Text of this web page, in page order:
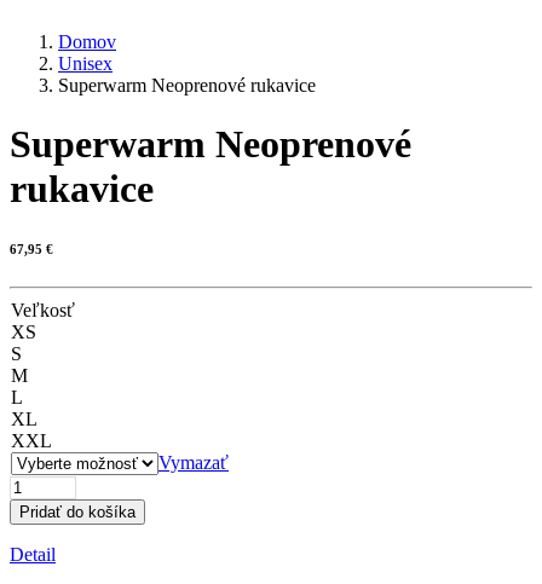
Domov
Unisex
Superwarm Neoprenové rukavice
Superwarm Neoprenové
rukavice
67,95 €
Veľkosť
XS
S
M
L
XL
XXL
Vymazať
množstvo
Superwarm
Neoprenové
rukavice
Pridať do košíka
Detail